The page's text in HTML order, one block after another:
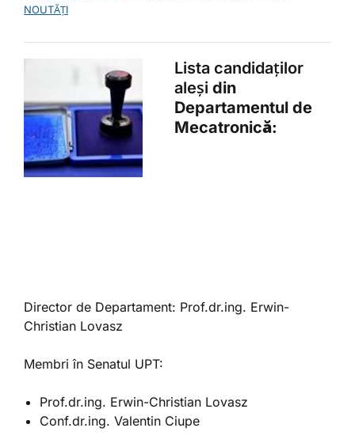
NOUTĂȚI
Lista candidaților
aleși din
Departamentul de
Mecatronică:
Director de Departament: Prof.dr.ing. Erwin-
Christian Lovasz
Membri în Senatul UPT:
Prof.dr.ing. Erwin-Christian Lovasz
Conf.dr.ing. Valentin Ciupe